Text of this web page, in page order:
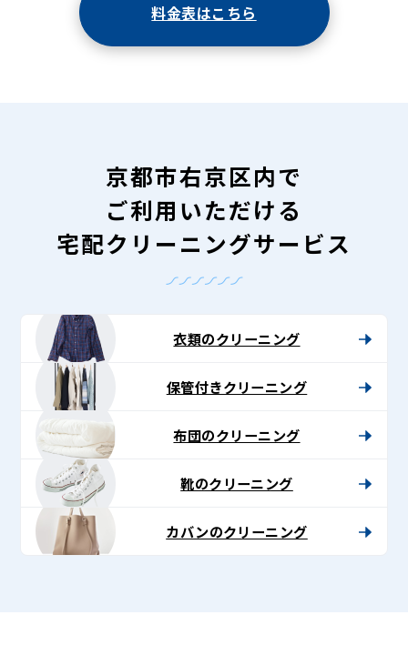
料金表はこちら
京都市右京区内で
ご利用いただける
宅配クリーニングサービス
衣類のクリーニング
保管付きクリーニング
布団のクリーニング
靴のクリーニング
カバンのクリーニング